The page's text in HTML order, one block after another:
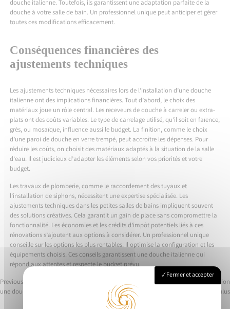
douche italienne. Toutefois, ils garantissent une adaptation parfaite de la
douche à votre salle de bain. Un professionnel unique peut anticiper et gérer
toutes ces modifications efficacement.
Conséquences financières des
ajustements techniques
Les ajustements techniques nécessaires lors de l’installation d’une douche
italienne ont des implications financières. Tout d’abord, le choix des
matériaux joue un rôle central. Les receveurs de douche à carreler ou extra-
plats ont des coûts variables. Le type de carrelage utilisé, qu’il soit en faïence,
grès, ou mosaïque, influence aussi le budget. La finition, comme le choix
d’une paroi de douche en verre trempé, peut accroître les dépenses. Pour
réduire les coûts, on choisit des matériaux adaptés à la situation de la salle
d’eau. Il est judicieux d’adapter les éléments selon vos priorités et votre
budget.
Les travaux de plomberie, comme le raccordement des tuyaux et
l’installation de siphons, nécessitent une expertise spécialisée. Les
ajustements techniques dans les petites salles de bains impliquent souvent
des solutions créatives. Cela garantit un gain de place sans compromettre la
fonctionnalité. Les économies et les crédits d’impôt potentiels liés à ces
rénovations s’ajoutent aux options à considérer. Un professionnel unique
conseille sur les options les plus rentables. Il optimise la configuration et les
équipements choisis. Ces conseils garantissent une douche italienne qui
répond aux attentes et respecte le budget prévu.
Previous:
une douche italienne aubade
Next:
Comment réussir l’installation
électrique d’un cumulus
Fermer et accepter